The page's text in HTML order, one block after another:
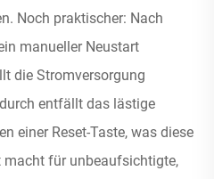
Noch praktischer: Nach
manueller Neustart
die Stromversorgung
entfällt das lästige
einer Reset-Taste, was diese
macht für unbeaufsichtigte,